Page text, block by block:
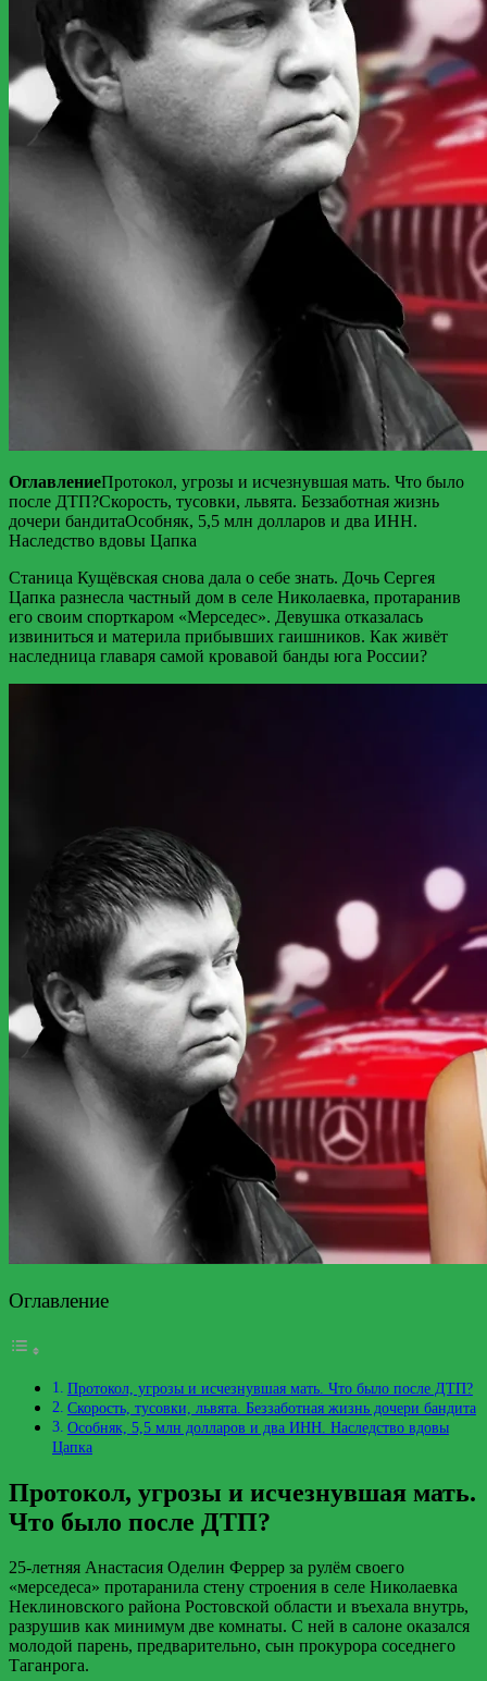
ОглавлениеПротокол, угрозы и исчезнувшая мать. Что было
после ДТП?Скорость, тусовки, львята. Беззаботная жизнь
дочери бандитаОсобняк, 5,5 млн долларов и два ИНН.
Наследство вдовы Цапка
Станица Кущёвская снова дала о себе знать. Дочь Сергея
Цапка разнесла частный дом в селе Николаевка, протаранив
его своим спорткаром «Мерседес». Девушка отказалась
извиниться и материла прибывших гаишников. Как живёт
наследница главаря самой кровавой банды юга России?
Оглавление
Протокол, угрозы и исчезнувшая мать. Что было после ДТП?
Скорость, тусовки, львята. Беззаботная жизнь дочери бандита
Особняк, 5,5 млн долларов и два ИНН. Наследство вдовы
Цапка
Протокол, угрозы и исчезнувшая мать.
Что было после ДТП?
25-летняя Анастасия Оделин Феррер за рулём своего
«мерседеса» протаранила стену строения в селе Николаевка
Неклиновского района Ростовской области и въехала внутрь,
разрушив как минимум две комнаты. С ней в салоне оказался
молодой парень, предварительно, сын прокурора соседнего
Таганрога.